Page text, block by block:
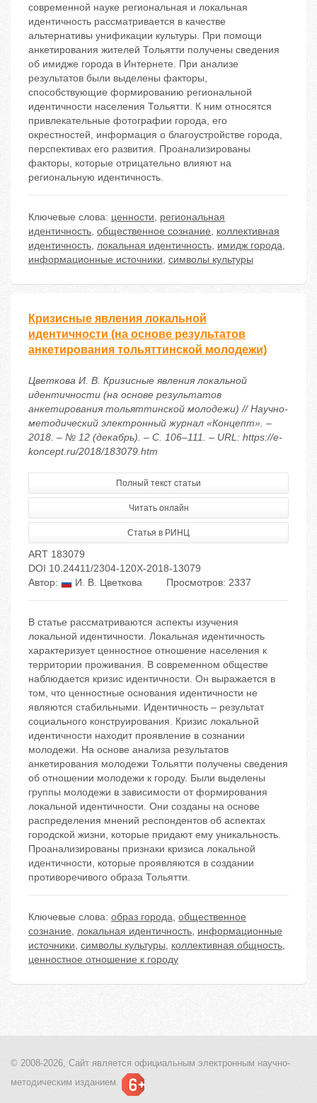
современной науке региональная и локальная
идентичность рассматривается в качестве
альтернативы унификации культуры. При помощи
анкетирования жителей Тольятти получены сведения
об имидже города в Интернете. При анализе
результатов были выделены факторы,
способствующие формированию региональной
идентичности населения Тольятти. К ним относятся
привлекательные фотографии города, его
окрестностей, информация о благоустройстве города,
перспективах его развития. Проанализированы
факторы, которые отрицательно влияют на
региональную идентичность.
Ключевые слова: ценности, региональная
идентичность, общественное сознание, коллективная
идентичность, локальная идентичность, имидж города,
информационные источники, символы культуры
Кризисные явления локальной
идентичности (на основе результатов
анкетирования тольяттинской молодежи)
Цветкова И. В. Кризисные явления локальной
идентичности (на основе результатов
анкетирования тольяттинской молодежи) // Научно-
методический электронный журнал «Концепт». –
2018. – № 12 (декабрь). – С. 106–111. – URL: https://e-
koncept.ru/2018/183079.htm
Полный текст статьи
Читать онлайн
Статья в РИНЦ
ART 183079
DOI 10.24411/2304-120X-2018-13079
Автор:
И. В. Цветкова Просмотров: 2337
В статье рассматриваются аспекты изучения
локальной идентичности. Локальная идентичность
характеризует ценностное отношение населения к
территории проживания. В современном обществе
наблюдается кризис идентичности. Он выражается в
том, что ценностные основания идентичности не
являются стабильными. Идентичность – результат
социального конструирования. Кризис локальной
идентичности находит проявление в сознании
молодежи. На основе анализа результатов
анкетирования молодежи Тольятти получены сведения
об отношении молодежи к городу. Были выделены
группы молодежи в зависимости от формирования
локальной идентичности. Они созданы на основе
распределения мнений респондентов об аспектах
городской жизни, которые придают ему уникальность.
Проанализированы признаки кризиса локальной
идентичности, которые проявляются в создании
противоречивого образа Тольятти.
Ключевые слова: образ города, общественное
сознание, локальная идентичность, информационные
источники, символы культуры, коллективная общность,
ценностное отношение к городу
© 2008-2026, Сайт является официальным электронным научно-
методическим изданием.